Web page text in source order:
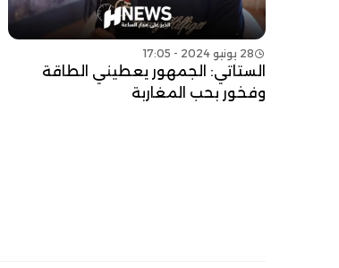
28 يونيو 2024 - 17:05
الستاتي: الجمهور يعطيني الطاقة
وفخور بحب المغاربة